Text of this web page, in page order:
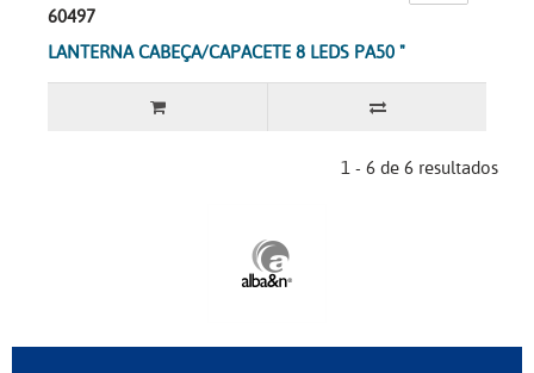
60497
LANTERNA CABEÇA/CAPACETE 8 LEDS PA50 "
1 - 6 de 6 resultados